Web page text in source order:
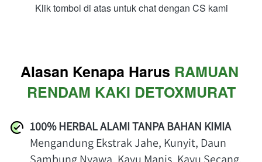
Klik tombol di atas untuk chat dengan CS kami
Alasan Kenapa Harus RAMUAN
RENDAM KAKI DETOXMURAT
100% HERBAL ALAMI TANPA BAHAN KIMIA
Mengandung Ekstrak Jahe, Kunyit, Daun